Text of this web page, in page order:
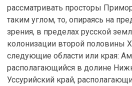
рассматривать просторы
таким углом, то, опираясь на
зрения, в пределах русской
колонизации второй половины
следующие области или края:
располагающийся в долине
Уссурийский край,